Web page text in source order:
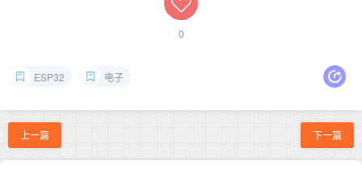
0
ESP32 电子
上一篇 下一篇